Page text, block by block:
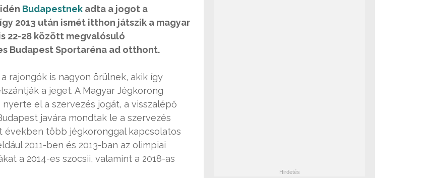
Budapestnek adta a jogot a
2013 után ismét itthon játszik a magyar
22-28 között megvalósuló
Budapest Sportaréna ad otthont.
rajongók is nagyon örülnek, akik így
a jeget. A Magyar Jégkorong
el a szervezés jogát, a visszalépő
javára mondtak le a szervezés
években több jégkoronggal kapcsolatos
2011-ben és 2013-ban az olimpiai
a 2014-es szocsii, valamint a 2018-as